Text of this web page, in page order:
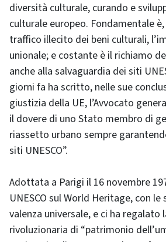
diversità culturale, curando e
culturale europeo. Fondamentale
traffico illecito dei beni culturali,
unionale; e costante è il richiamo
anche alla salvaguardia dei siti
giorni fa ha scritto, nelle sue
giustizia della UE, l’Avvocato
il dovere di uno Stato membro di
riassetto urbano sempre
siti UNESCO”.
Adottata a Parigi il 16 novembre
UNESCO sul World Heritage, con
valenza universale, e ci ha regalato
rivoluzionaria di “patrimonio